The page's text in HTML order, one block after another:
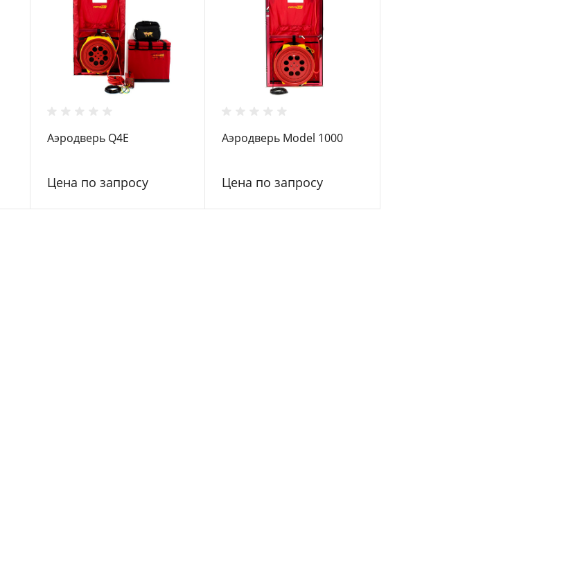
Аэродверь Q4E
Цена по запросу
Аэродверь Model 1000
Цена по запросу